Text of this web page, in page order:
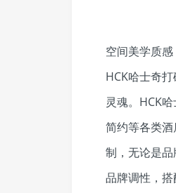
空间美学质
HCK哈士奇
灵魂。HCK
简约等各类
制，无论是
品牌调性，